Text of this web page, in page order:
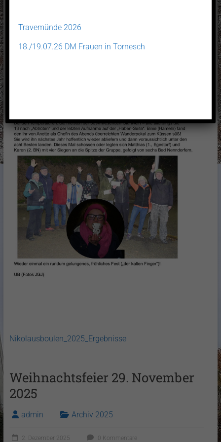
Nikolausboulen_2025_Ergebnisse
Weihnachtsfeier 29. November
2025
admin Archiv 2025
2. Dezember 2025 0 Kommentare
Travemünde 2026
18./19.07.26 DM Frauen in Tornesch